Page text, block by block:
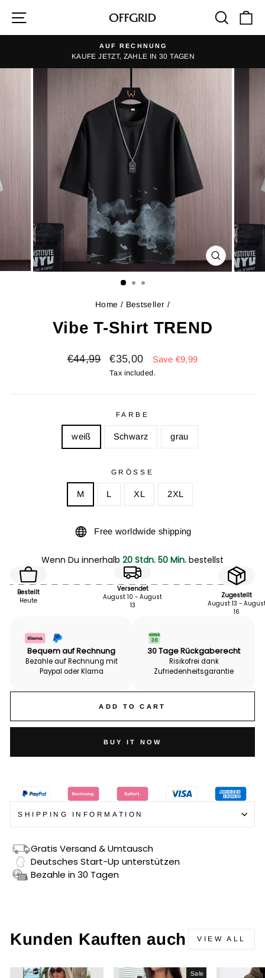
content
Pause
AUF RECHNUNG
KAUFE JETZT, ZAHLE IN 30 TAGEN
CLOSE
(ESC)
Home / Bestseller /
Vibe T-Shirt TREND
Regular
€44,99
Sale
price
€35,00 Save €9,99
Tax included.
FARBE
weiß Schwarz grau
GRÖSSE
M L XL 2XL
Free worldwide shipping
Wenn Du innerhalb 20 Stdn. 50 Min. bestellst
Bestellt
Heute
Versendet
August 10 - August
13
Zugestellt
August 13 -
16
Bequem auf Rechnung
Bezahle auf Rechnung mit
Paypal oder Klarna
30 Tage Rückgaberecht
Risikofrei dank
Zufriedenheits­garantie
ADD TO CART
BUY IT NOW
SHIPPING INFORMATION
Gratis Versand & Umtausch
Deutsches Start-Up unterstützen
Bezahle in 30 Tagen
Kunden Kauften auch VIEW ALL
Sale